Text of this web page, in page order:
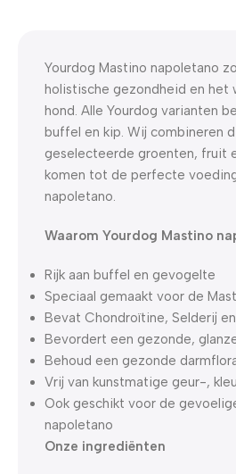
Yourdog Mastino napoletano
holistische gezondheid en het
hond. Alle Yourdog varianten
buffel en kip. Wij combineren
geselecteerde groenten, fruit
komen tot de perfecte
napoletano.
Waarom Yourdog Mastino
Rijk aan buffel en gevogelte
Speciaal gemaakt voor de
Bevat Chondroïtine, Selderij
Bevordert een gezonde,
Behoud een gezonde
Vrij van kunstmatige geur-,
Ook geschikt voor de
napoletano
Onze ingrediënten